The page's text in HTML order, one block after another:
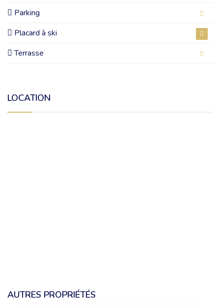
Parking
Placard à ski
Terrasse
LOCATION
AUTRES PROPRIÉTÉS